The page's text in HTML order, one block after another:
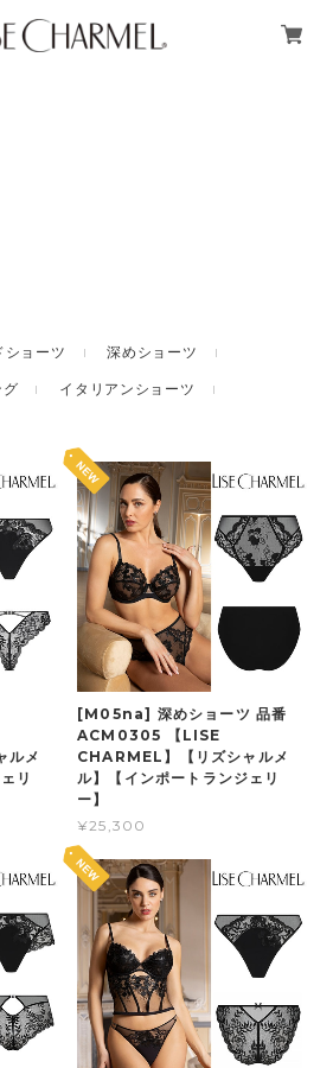
ショーツ 深めショーツ
グ イタリアンショーツ
ルメ
リ
[M05na] 深めショーツ 品番
ACM0305 【LISE
CHARMEL】【リズシャルメ
ル】【インポートランジェリ
ー】
¥25,300